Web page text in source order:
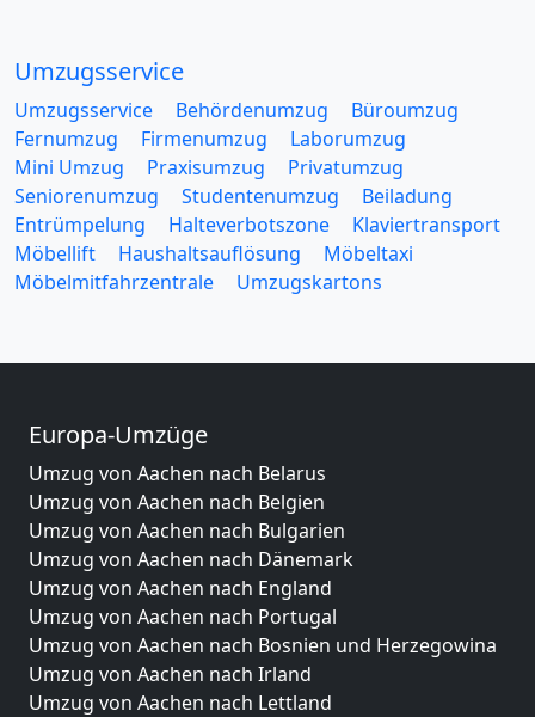
Umzugsservice
Umzugsservice Behördenumzug
Büroumzug
Fernumzug
Firmenumzug
Laborumzug
Mini Umzug
Praxisumzug
Privatumzug
Seniorenumzug
Studentenumzug
Beiladung
Entrümpelung
Halteverbotszone
Klaviertransport
Möbellift
Haushaltsauflösung
Möbeltaxi
Möbelmitfahrzentrale
Umzugskartons
Europa-Umzüge
Umzug von Aachen nach Belarus
Umzug von Aachen nach Belgien
Umzug von Aachen nach Bulgarien
Umzug von Aachen nach Dänemark
Umzug von Aachen nach England
Umzug von Aachen nach Portugal
Umzug von Aachen nach Bosnien und Herzegowina
Umzug von Aachen nach Irland
Umzug von Aachen nach Lettland